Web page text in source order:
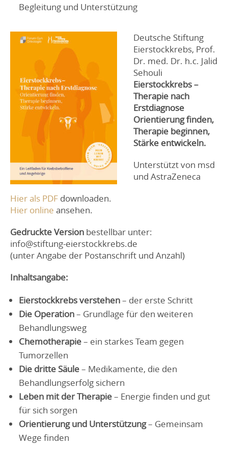
Begleitung und Unterstützung
Deutsche Stiftung
Eierstockkrebs, Prof.
Dr. med. Dr. h.c. Jalid
Sehouli
Eierstockkrebs –
Therapie nach
Erstdiagnose
Orientierung finden,
Therapie beginnen,
Stärke entwickeln.
Unterstützt von msd
und AstraZeneca
Hier als PDF downloaden.
Hier online ansehen.
Gedruckte Version bestellbar unter:
info@stiftung-eierstockkrebs.de
(unter Angabe der Postanschrift und Anzahl)
Inhaltsangabe:
Eierstockkrebs verstehen– der erste Schritt
Die Operation– Grundlage für den weiteren
Behandlungsweg
Chemotherapie– ein starkes Team gegen
Tumorzellen
Die dritte Säule– Medikamente, die den
Behandlungserfolg sichern
Leben mit der Therapie– Energie finden und gut
für sich sorgen
Orientierung und Unterstützung– Gemeinsam
Wege finden